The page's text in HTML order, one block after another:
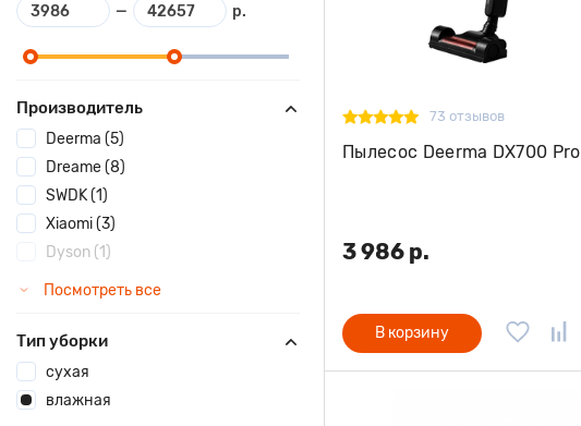
— р.
Производитель
Deerma (5)
Dreame (8)
SWDK (1)
Xiaomi (3)
Dyson (1)
Посмотреть все
Тип уборки
сухая
влажная
73 отзывов
Пылесос Deerma DX700 Pro
3 986 р.
В корзину